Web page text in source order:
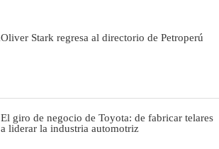
Oliver Stark regresa al directorio de Petroperú
El giro de negocio de Toyota: de fabricar telares
a liderar la industria automotriz